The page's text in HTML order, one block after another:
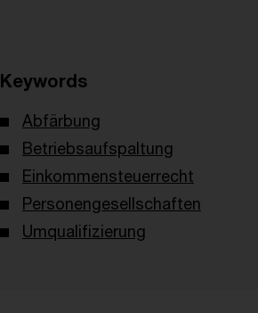
Keywords
Abfärbung
Betriebsaufspaltung
Einkommensteuerrecht
Personengesellschaften
Umqualifizierung